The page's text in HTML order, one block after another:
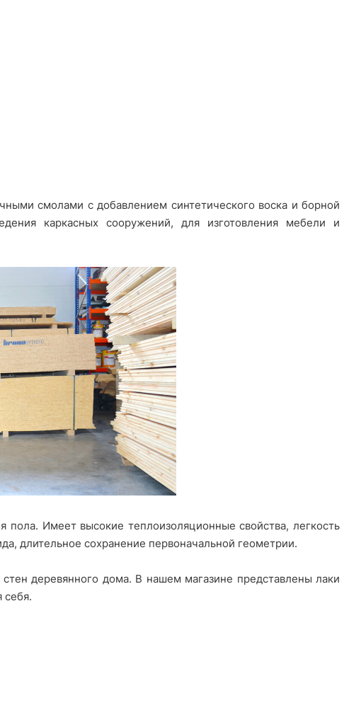
смолами с добавлением синтетического воска и борной
каркасных сооружений, для изготовления мебели и
пола. Имеет высокие теплоизоляционные свойства, легкость
длительное сохранение первоначальной геометрии.
деревянного дома. В нашем магазине представлены лаки
себя.